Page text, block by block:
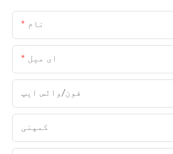
نام
ای میل
فون/واٹس ایپ
کمپنی